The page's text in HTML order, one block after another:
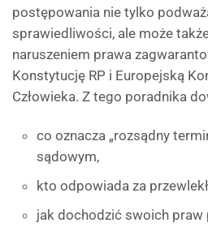
postępowania nie tylko
sprawiedliwości, ale może
naruszeniem prawa
Konstytucję RP i Europejską
Człowieka. Z tego poradnika
co oznacza „rozsądny
sądowym,
kto odpowiada za
jak dochodzić swoich